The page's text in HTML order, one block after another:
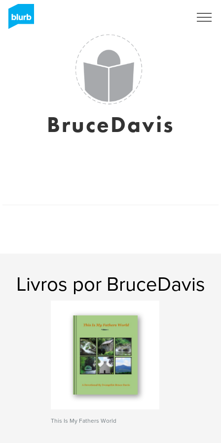
BruceDavis
Livros por BruceDavis
This Is My Fathers World